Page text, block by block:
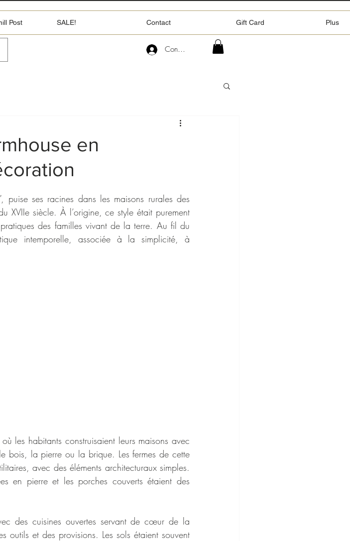
Post SALE! Contact Gift Card Plus
Connexion
en
puise ses racines dans les maisons rurales des
XVIIe siècle. À l’origine, ce style était purement
des familles vivant de la terre. Au fil du
intemporelle, associée à la simplicité, à
les habitants construisaient leurs maisons avec
bois, la pierre ou la brique. Les fermes de cette
avec des éléments architecturaux simples.
en pierre et les porches couverts étaient des
des cuisines ouvertes servant de cœur de la
outils et des provisions. Les sols étaient souvent